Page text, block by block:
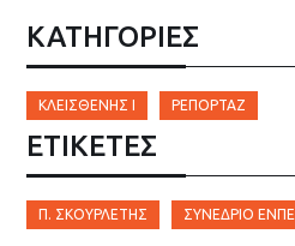
ΚΑΤΗΓΟΡΙΕΣ
ΚΛΕΙΣΘΈΝΗΣ Ι ΡΕΠΟΡΤΆΖ
ΕΤΙΚΈΤΕΣ
Π. ΣΚΟΥΡΛΈΤΗΣ ΣΥΝΈΔΡΙΟ ΕΝΠΕ